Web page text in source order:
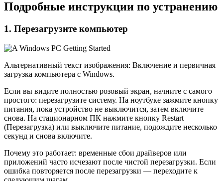
Подробные инструкции по устранению
1. Перезагрузите компьютер
Альтернативный текст изображения: Включение и первичная
загрузка компьютера с Windows.
Если вы видите полностью розовый экран, начните с самого
простого: перезагрузите систему. На ноутбуке зажмите кнопку
питания, пока устройство не выключится, затем включите
снова. На стационарном ПК нажмите кнопку Restart
(Перезагрузка) или выключите питание, подождите несколько
секунд и снова включите.
Почему это работает: временные сбои драйверов или
приложений часто исчезают после чистой перезагрузки. Если
ошибка повторяется после перезагрузки — переходите к